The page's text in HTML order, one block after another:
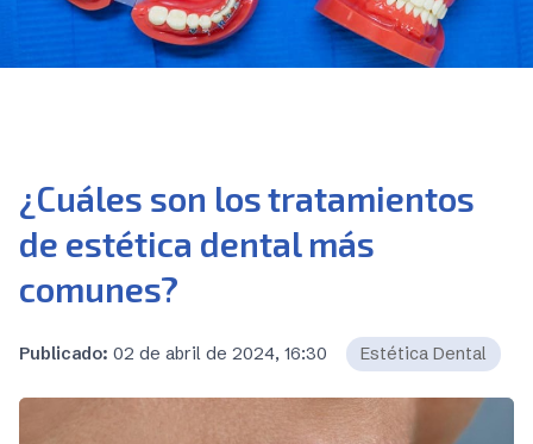
¿Cuáles son los tratamientos
de estética dental más
comunes?
Publicado: 02 de abril de 2024, 16:30 Estética Dental